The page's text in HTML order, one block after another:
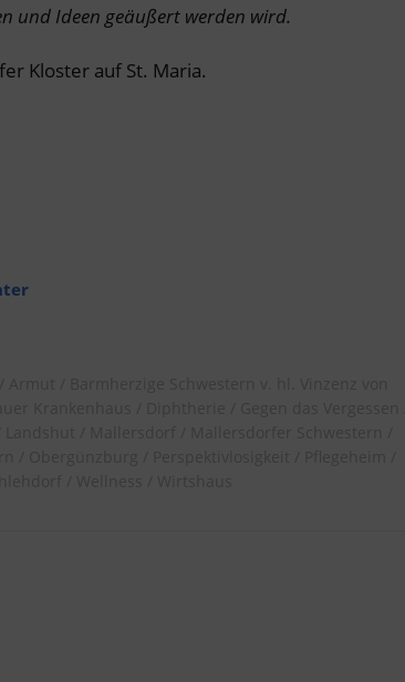
und Ideen geäußert werden wird.
Kloster auf St. Maria.